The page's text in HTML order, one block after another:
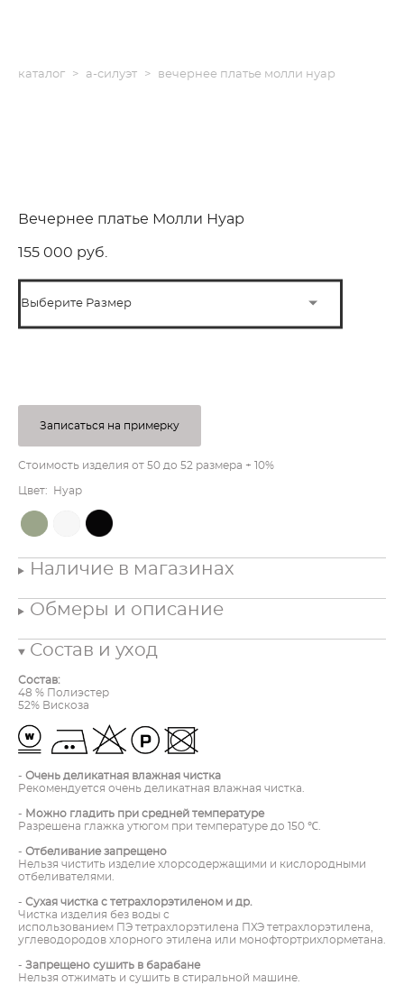
каталог > а-силуэт > вечернее платье молли нуар
Вечернее платье Молли Нуар
155 000 pуб.
Выберите Размер
Записаться на примерку
Стоимость изделия от 50 до 52 размера + 10%
Цвет: Нуар
Наличие в магазинах
Обмеры и описание
Состав и уход
Состав:
48 % Полиэстер
52% Вискоза
- Очень деликатная влажная чистка
Рекомендуется очень деликатная влажная чистка.
- Можно гладить при средней температуре
Разрешена глажка утюгом при температуре до 150 ℃.
- Отбеливание запрещено
Нельзя чистить изделие хлорсодержащими и кислородными
отбеливателями.
- Сухая чистка с тетрахлорэтиленом и др.
Чистка изделия без воды с
использованием ПЭ тетрахлорэтилена ПХЭ тетрахлорэтилена,
углеводородов хлорного этилена или монофтортрихлорметана.
- Запрещено сушить в барабане
Нельзя отжимать и сушить в стиральной машине.